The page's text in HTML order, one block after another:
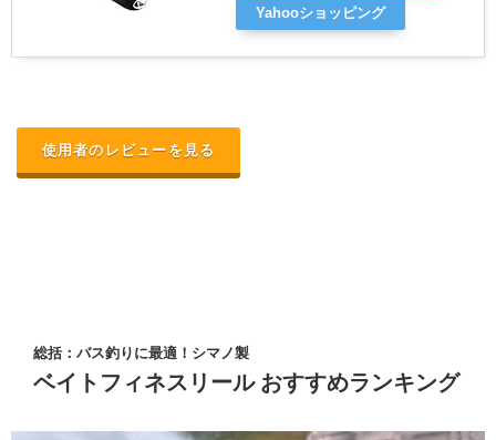
Yahooショッピング
使用者のレビューを見る
総括：バス釣りに最適！シマノ製
ベイトフィネスリール おすすめランキング